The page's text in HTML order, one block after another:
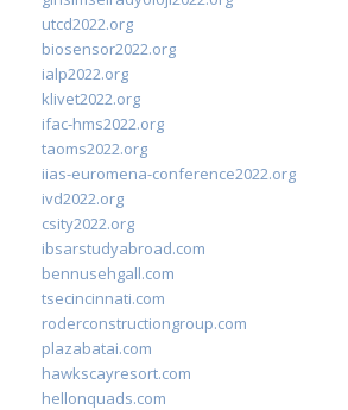
utcd2022.org
biosensor2022.org
ialp2022.org
klivet2022.org
ifac-hms2022.org
taoms2022.org
iias-euromena-conference2022.org
ivd2022.org
csity2022.org
ibsarstudyabroad.com
bennusehgall.com
tsecincinnati.com
roderconstructiongroup.com
plazabatai.com
hawkscayresort.com
hellonquads.com